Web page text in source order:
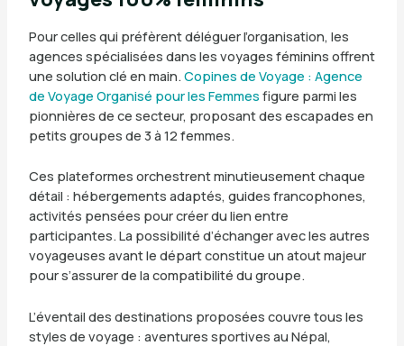
Pour celles qui préfèrent déléguer l’organisation, les
agences spécialisées dans les voyages féminins offrent
une solution clé en main. Copines de Voyage : Agence
de Voyage Organisé pour les Femmes figure parmi les
pionnières de ce secteur, proposant des escapades en
petits groupes de 3 à 12 femmes.
Ces plateformes orchestrent minutieusement chaque
détail : hébergements adaptés, guides francophones,
activités pensées pour créer du lien entre
participantes. La possibilité d’échanger avec les autres
voyageuses avant le départ constitue un atout majeur
pour s’assurer de la compatibilité du groupe.
L’éventail des destinations proposées couvre tous les
styles de voyage : aventures sportives au Népal,